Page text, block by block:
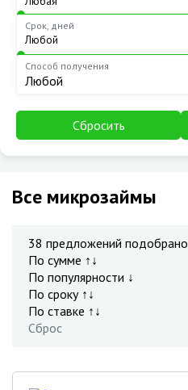
Срок, дней
Способ получения
Любой
Сбросить
Все микрозаймы
38 предложений подобрано
По сумме ↑↓
По популярности ↓
По сроку ↑↓
По ставке ↑↓
Сброс